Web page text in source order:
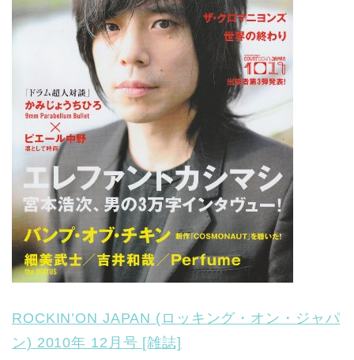
ROCKIN’ON JAPAN (ロッキング・オン・ジャパ
ン) 2010年 12月号 [雑誌]